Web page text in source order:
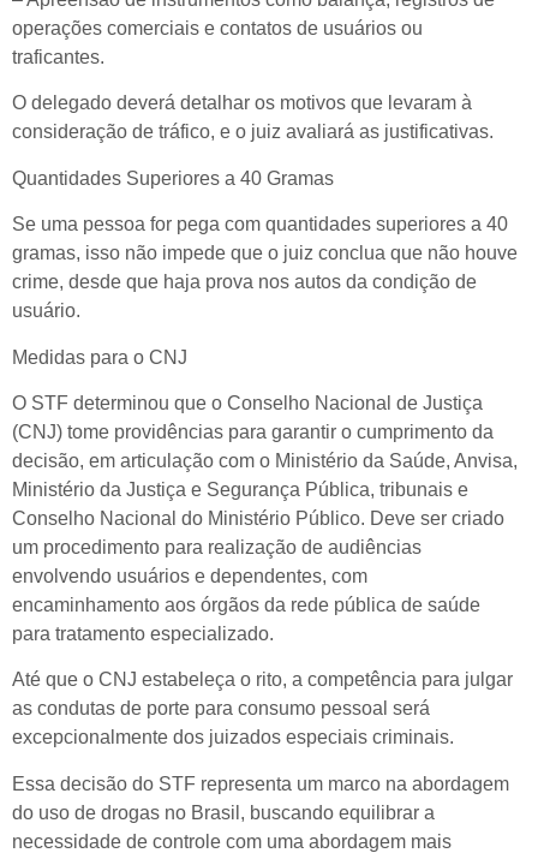
operações comerciais e contatos de usuários ou
traficantes.
O delegado deverá detalhar os motivos que levaram à
consideração de tráfico, e o juiz avaliará as justificativas.
Quantidades Superiores a 40 Gramas
Se uma pessoa for pega com quantidades superiores a 40
gramas, isso não impede que o juiz conclua que não houve
crime, desde que haja prova nos autos da condição de
usuário.
Medidas para o CNJ
O STF determinou que o Conselho Nacional de Justiça
(CNJ) tome providências para garantir o cumprimento da
decisão, em articulação com o Ministério da Saúde, Anvisa,
Ministério da Justiça e Segurança Pública, tribunais e
Conselho Nacional do Ministério Público. Deve ser criado
um procedimento para realização de audiências
envolvendo usuários e dependentes, com
encaminhamento aos órgãos da rede pública de saúde
para tratamento especializado.
Até que o CNJ estabeleça o rito, a competência para julgar
as condutas de porte para consumo pessoal será
excepcionalmente dos juizados especiais criminais.
Essa decisão do STF representa um marco na abordagem
do uso de drogas no Brasil, buscando equilibrar a
necessidade de controle com uma abordagem mais